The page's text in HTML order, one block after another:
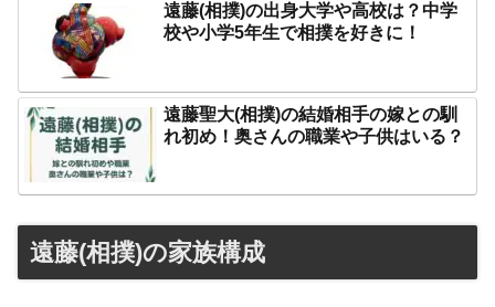
遠藤(相撲)の出身大学や高校は？中学
校や小学5年生で相撲を好きに！
遠藤聖大(相撲)の結婚相手の嫁との馴
れ初め！奥さんの職業や子供はいる？
遠藤(相撲)の家族構成